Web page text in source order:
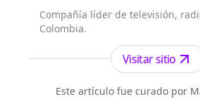
Compañía líder de televisión,
Colombia.
Visitar sitio
Este artículo fue curado por